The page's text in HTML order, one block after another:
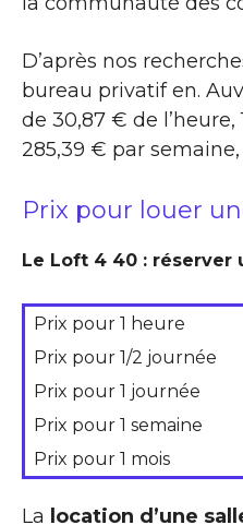
D’après nos
bureau privatif en.
de 30,87 € de l’heure,
285,39 € par
Prix pour louer
Le Loft 4 40 : réserver
Prix pour 1 heure
Prix pour 1/2 journée
Prix pour 1 journée
Prix pour 1 semaine
Prix pour 1 mois
La location d’une